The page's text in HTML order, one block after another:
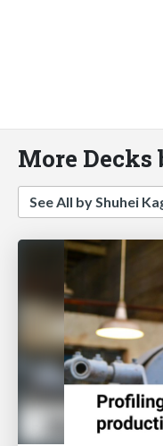
More
See All by Shuhei